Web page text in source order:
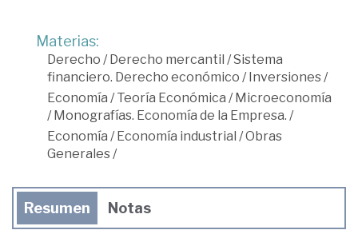
Materias:
Derecho /Derecho mercantil /Sistema
financiero. Derecho económico /Inversiones/
Economía /Teoría Económica /Microeconomía
/Monografías. Economía de la Empresa. /
Economía /Economía industrial /Obras
Generales/
Resumen Notas